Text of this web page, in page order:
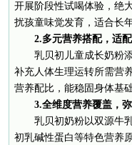
开展阶段性试喝体验，绝
扰孩童味觉发育，适合长
2.多元营养搭配，适
乳贝初儿童成长奶粉
补充人体生理运转所需营
营养配比，能稳固身体基
3.全维度营养覆盖，
乳贝初奶粉以双源牛
初乳碱性蛋白等特色营养